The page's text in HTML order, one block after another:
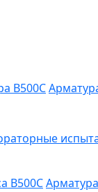
B500C
В500С